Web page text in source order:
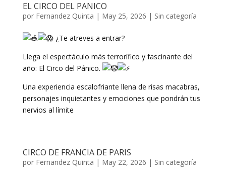
EL CIRCO DEL PANICO
por Fernandez Quinta | May 25, 2026 | Sin categoría
¿Te atreves a entrar?
Llega el espectáculo más terrorífico y fascinante del
año: El Circo del Pánico.
Una experiencia escalofriante llena de risas macabras,
personajes inquietantes y emociones que pondrán tus
nervios al límite
CIRCO DE FRANCIA DE PARIS
por Fernandez Quinta | May 22, 2026 | Sin categoría